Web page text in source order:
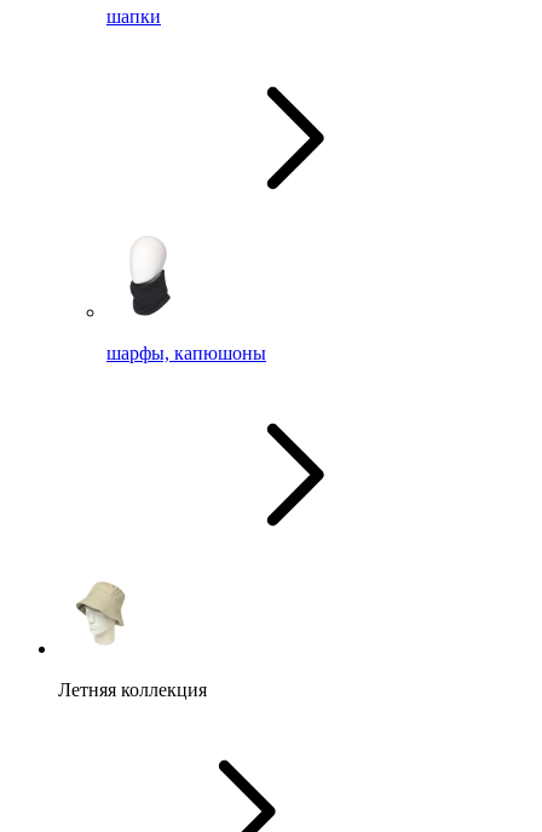
шапки
шарфы, капюшоны
Летняя коллекция